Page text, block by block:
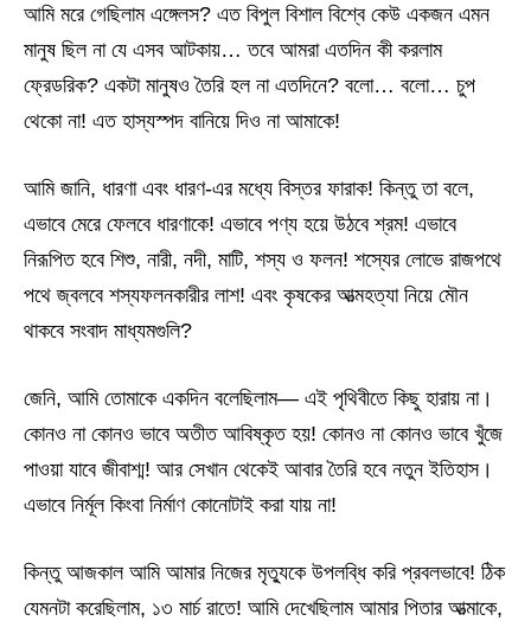
আমি মরে গেছিলাম এঙ্গেলস? এত বিপুল বিশাল বিশ্বে কেউ একজন এমন
মানুষ ছিল না যে এসব আটকায়… তবে আমরা এতদিন কী করলাম
ফ্রেডরিক? একটা মানুষও তৈরি হল না এতদিনে? বলো… বলো… চুপ
থেকো না! এত হাস্যস্পদ বানিয়ে দিও না আমাকে!
আমি জানি, ধারণা এবং ধারণ-এর মধ্যে বিস্তর ফারাক! কিন্তু তা বলে,
এভাবে মেরে ফেলবে ধারণাকে! এভাবে পণ্য হয়ে উঠবে শ্রম! এভাবে
নিরূপিত হবে শিশু, নারী, নদী, মাটি, শস্য ও ফলন! শস্যের লোভে রাজপথে
পথে জ্বলবে শস্যফলনকারীর লাশ! এবং কৃষকের আত্মহত্যা নিয়ে মৌন
থাকবে সংবাদ মাধ্যমগুলি?
জেনি, আমি তোমাকে একদিন বলেছিলাম— এই পৃথিবীতে কিছু হারায় না।
কোনও না কোনও ভাবে অতীত আবিষ্কৃত হয়! কোনও না কোনও ভাবে খুঁজে
পাওয়া যাবে জীবাশ্ম! আর সেখান থেকেই আবার তৈরি হবে নতুন ইতিহাস।
এভাবে নির্মূল কিংবা নির্মাণ কোনোটাই করা যায় না!
কিন্তু আজকাল আমি আমার নিজের মৃত্যুকে উপলব্ধি করি প্রবলভাবে! ঠিক
যেমনটা করেছিলাম, ১৩ মার্চ রাতে! আমি দেখেছিলাম আমার পিতার আত্মাকে,